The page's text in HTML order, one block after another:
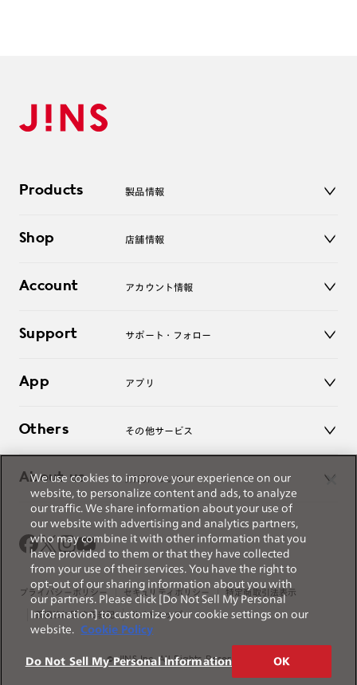
Products 製品情報
サングラス
コンタクトレンズ
アクセサリー
Shop 店舗情報
オンラインショップ
Account アカウント情報
ログアウト
Support サポート・フォロー
よくあるご質問
お問い合わせ
App アプリ
Others その他サービス
レンズ交換
オンラインギフト
価格案内
About us JINSについて
Magnify Life
会社概要
採用情報
法人のお客様
出店について
プライバシーポリシー セキュリティポリシー 特定商取引法表示
薬機法に関する表記 サイトマップ
© JINS Inc. All Rights Reserved.
We use cookies to improve your experience on our
website, to personalize content and ads, to analyze
our traffic. We share information about your use of
our website with advertising and analytics partners,
who may combine it with other information that you
have provided to them or that they have collected
from your use of their services. You have the right to
opt-out of our sharing information about you with
our partners. Please click [Do Not Sell My Personal
Information] to customize your cookie settings on our
website.
Cookie Policy
Do Not Sell My Personal Information OK